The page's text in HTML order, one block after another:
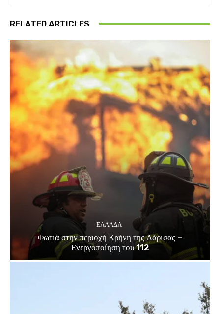
RELATED ARTICLES
ΕΛΛΑΔΑ
Φωτιά στην περιοχή Κρήνη της Λάρισας –
Ενεργοποίηση του 112